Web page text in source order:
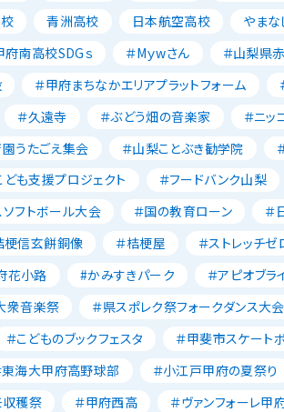
青洲高校 日本航空高校 やま
府南高校SDGｓ ＃Mｙwさん ＃山梨県
＃甲府まちなかエリアプラットフォーム
＃久遠寺 ＃ぶどう畑の音楽家 ＃ニッ
うたごえ集会 ＃山梨ことぶき勧学院
も支援プロジェクト ＃フードバンク山梨
フトボール大会 ＃国の教育ローン ＃
梗信玄餅銅像 ＃桔梗屋 ＃ストレッチゼ
花小路 #かみすきパーク ＃アピオブラ
衆音楽祭 ＃県スポレク祭フォークダンス大会
＃こどものブックフェスタ ＃甲斐市スケート
東海大甲府高野球部 ＃小江戸甲府の夏祭り
収穫祭 ＃甲府西高 ＃ヴァンフォーレ甲